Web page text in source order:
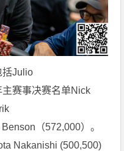
括Julio
赛事决赛名单Nick
（572,000）。
Nakanishi (500,500)